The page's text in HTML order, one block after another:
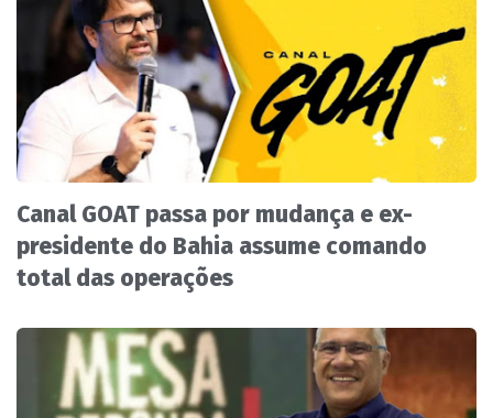
Canal GOAT passa por mudança e ex-
presidente do Bahia assume comando
total das operações